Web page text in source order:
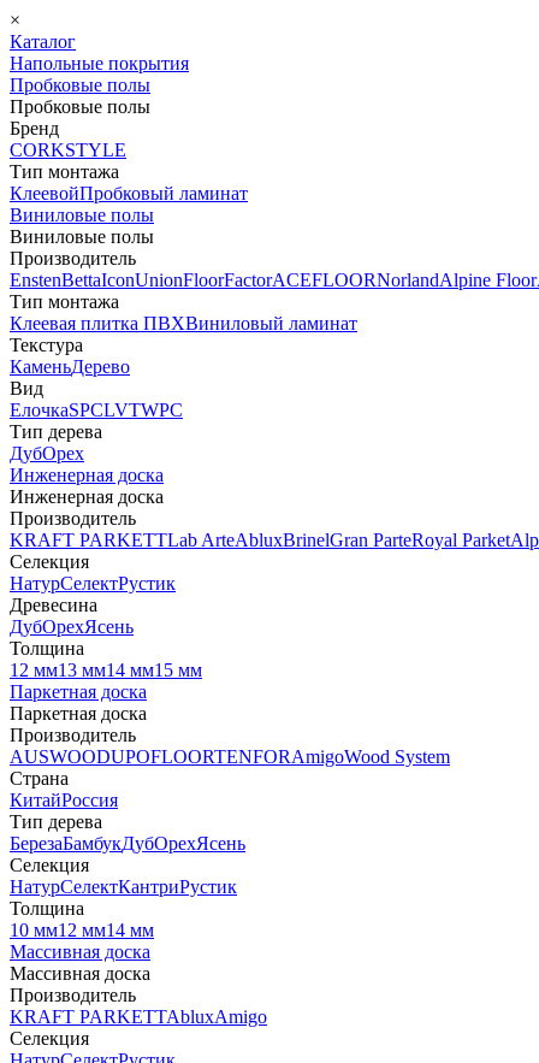
×
Каталог
Напольные покрытия
Пробковые полы
Пробковые полы
Бренд
CORKSTYLE
Тип монтажа
КлеевойПробковый ламинат
Виниловые полы
Виниловые полы
Производитель
EnstenBettaIconUnionFloorFactorACEFLOORNorlandAlpine Floor
Тип монтажа
Клеевая плитка ПВХВиниловый ламинат
Текстура
КаменьДерево
Вид
ЕлочкаSPCLVTWPC
Тип дерева
ДубОрех
Инженерная доска
Инженерная доска
Производитель
KRAFT PARKETTLab ArteAbluxBrinelGran ParteRoyal Parket
Селекция
НатурСелектРустик
Древесина
ДубОрехЯсень
Толщина
12 мм13 мм14 мм15 мм
Паркетная доска
Паркетная доска
Производитель
AUSWOODUPOFLOORTENFORAmigoWood System
Страна
КитайРоссия
Тип дерева
БерезаБамбукДубОрехЯсень
Селекция
НатурСелектКантриРустик
Толщина
10 мм12 мм14 мм
Массивная доска
Массивная доска
Производитель
KRAFT PARKETTAbluxAmigo
Селекция